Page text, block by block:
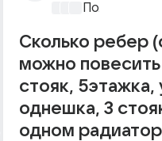
Сколько ребер
можно повесить
стояк, 5этажка,
однешка, 3
одном